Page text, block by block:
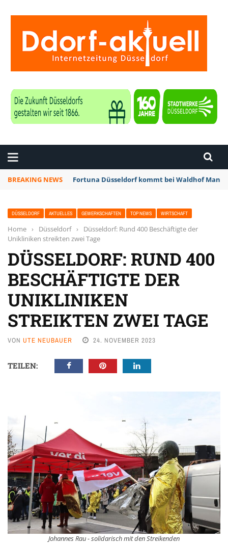
BREAKING NEWS Fortuna Düsseldorf kommt bei Waldhof
DÜSSELDORF AKTUELLES GEWERKSCHAFTEN TOP NEWS WIRTSCHAFT
Home › Düsseldorf ›
Düsseldorf: Rund 400 Beschäftigte der
Unikliniken streikten zwei Tage
DÜSSELDORF: RUND 400
BESCHÄFTIGTE DER
UNIKLINIKEN
STREIKTEN ZWEI TAGE
VON UTE NEUBAUER 24. NOVEMBER 2023
TEILEN:
Johannes Rau - solidarisch mit den Streikenden